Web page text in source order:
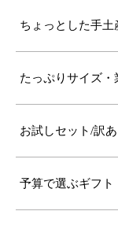
ちょっとした手土
たっぷりサイズ・
お試しセット/訳
予算で選ぶギフト